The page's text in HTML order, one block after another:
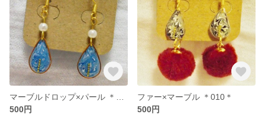
500円
ファー×マーブル ＊010＊
500円